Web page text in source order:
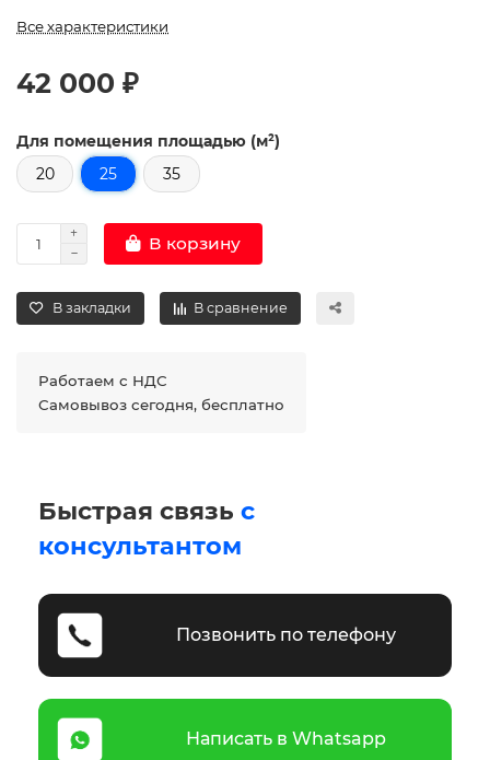
Все характеристики
42 000 ₽
Для помещения площадью (м²)
20
25 35
В корзину
В закладки В сравнение
Работаем с НДС
Самовывоз сегодня, бесплатно
Быстрая связь с
консультантом
Позвонить по телефону
Написать в Whatsapp